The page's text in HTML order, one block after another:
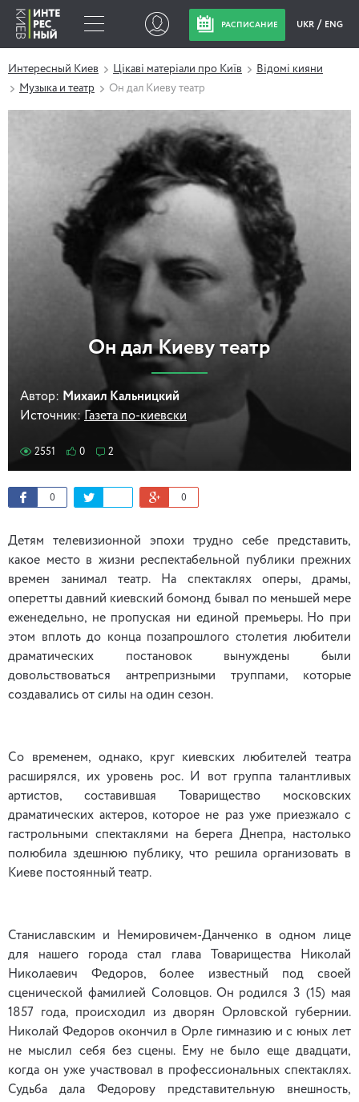
РАСПИСАНИЕ UKR ENG
Интересный Киев Цікаві матеріали про Київ
Відомі кияни
Музыка и театр
Он дал Киеву театр
Он дал Киеву театр
Автор: Михаил Кальницкий
Источник:
Газета по-киевски
2551 0 2
0 0
Детям телевизионной эпохи трудно себе представить,
какое место в жизни респектабельной публики прежних
времен занимал театр. На спектаклях оперы, драмы,
оперетты давний киевский бомонд бывал по меньшей мере
еженедельно, не пропуская ни единой премьеры. Но при
этом вплоть до конца позапрошлого столетия любители
драматических постановок вынуждены были
довольствоваться антрепризными труппами, которые
создавались от силы на один сезон.
Со временем, однако, круг киевских любителей театра
расширялся, их уровень рос. И вот группа талантливых
артистов, составившая Товарищество московских
драматических актеров, которое не раз уже приезжало с
гастрольными спектаклями на берега Днепра, настолько
полюбила здешнюю публику, что решила организовать в
Киеве постоянный театр.
Станиславским и Немировичем-Данченко в одном лице
для нашего города стал глава Товарищества Николай
Николаевич Федоров, более известный под своей
сценической фамилией Соловцов. Он родился 3 (15) мая
1857 года, происходил из дворян Орловской губернии.
Николай Федоров окончил в Орле гимназию и с юных лет
не мыслил себя без сцены. Ему не было еще двадцати,
когда он уже участвовал в профессиональных спектаклях.
Судьба дала Федорову представительную внешность,